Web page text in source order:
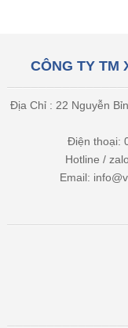
CÔNG TY TM
Địa Chỉ : 22 Nguyễn
Điện thoại:
Hotline /
Email: